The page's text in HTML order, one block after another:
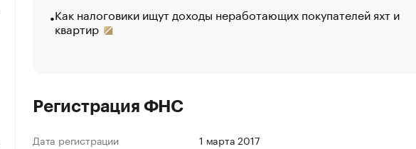
Как налоговики ищут доходы неработающих покупателей яхт и
квартир
Регистрация ФНС
Дата регистрации
1 марта 2017